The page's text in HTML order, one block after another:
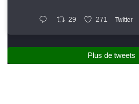
29 271 Twitter
Plus de tweets